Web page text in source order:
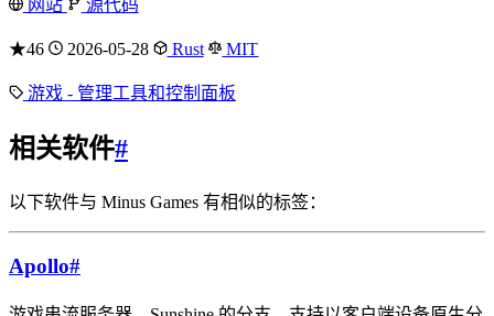
网站 源代码
★46 2026-05-28 Rust MIT
游戏 - 管理工具和控制面板
相关软件#
以下软件与 Minus Games 有相似的标签：
Apollo#